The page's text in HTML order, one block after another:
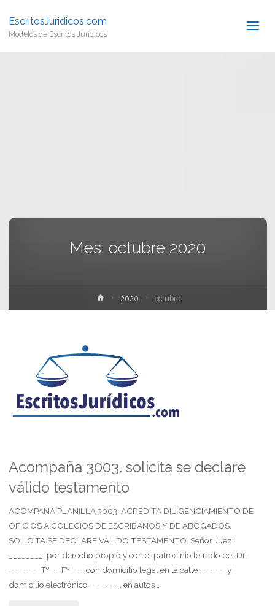
EscritosJuridicos.com
Modelos de Escritos Jurídicos
Mes: octubre 2020
Inicio2020 octubre
Acompaña 3003. solicita se declare
válido testamento
ACOMPAÑA PLANILLA 3003. ACREDITA DILIGENCIAMIENTO DE
OFICIOS A COLEGIOS DE ESCRIBANOS Y DE ABOGADOS.
SOLICITA SE DECLARE VALIDO TESTAMENTO. Señor Juez:
________, por derecho propio y con el patrocinio letrado del Dr.
_______ Tº __ Fº ___ con domicilio legal en la calle ______ y
domicilio electrónico _______, en autos …